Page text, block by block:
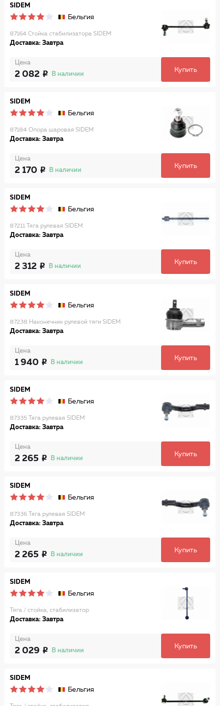
SIDEM
Бельгия
87164 Стойка стабилизатора SIDEM
Доставка: Завтра
Цена
2 082 В наличии
Купить
SIDEM
Бельгия
87184 Опора шаровая SIDEM
Доставка: Завтра
Цена
2 170 В наличии
Купить
SIDEM
Бельгия
87211 Тяга рулевая SIDEM
Доставка: Завтра
Цена
2 312 В наличии
Купить
SIDEM
Бельгия
87238 Наконечник рулевой тяги SIDEM
Доставка: Завтра
Цена
1 940 В наличии
Купить
SIDEM
Бельгия
87335 Тяга рулевая SIDEM
Доставка: Завтра
Цена
2 265 В наличии
Купить
SIDEM
Бельгия
87336 Тяга рулевая SIDEM
Доставка: Завтра
Цена
2 265 В наличии
Купить
SIDEM
Бельгия
Тяга / стойка, стабилизатор
Доставка: Завтра
Цена
2 029 В наличии
Купить
SIDEM
Бельгия